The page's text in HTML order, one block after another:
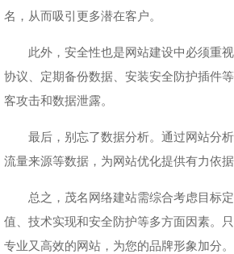
名，从而吸引更多潜在客户。
此外，安全性也是网站建设中必须重
协议、定期备份数据、安装安全防护插件
客攻击和数据泄露。
最后，别忘了数据分析。通过网站分
流量来源等数据，为网站优化提供有力依据
总之，茂名网络建站需综合考虑目标
值、技术实现和安全防护等多方面因素。
专业又高效的网站，为您的品牌形象加分。